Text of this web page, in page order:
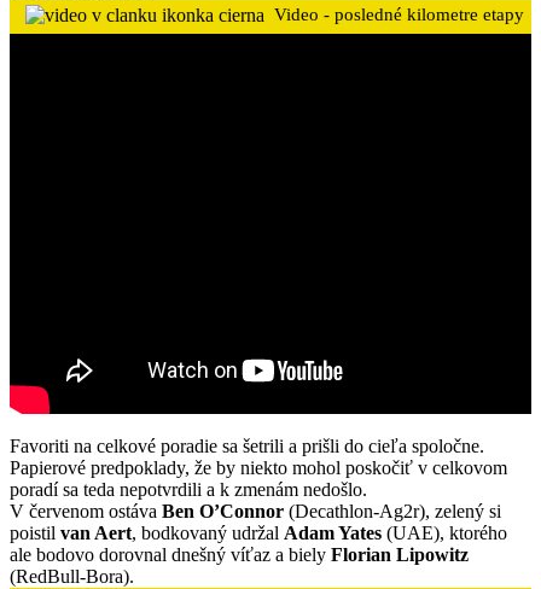
Video - posledné kilometre etapy
Favoriti na celkové poradie sa šetrili a prišli do cieľa spoločne.
Papierové predpoklady, že by niekto mohol poskočiť v celkovom
poradí sa teda nepotvrdili a k zmenám nedošlo.
V červenom ostáva Ben O’Connor (Decathlon-Ag2r), zelený si
poistil van Aert, bodkovaný udržal Adam Yates (UAE), ktorého
ale bodovo dorovnal dnešný víťaz a biely Florian Lipowitz
(RedBull-Bora).